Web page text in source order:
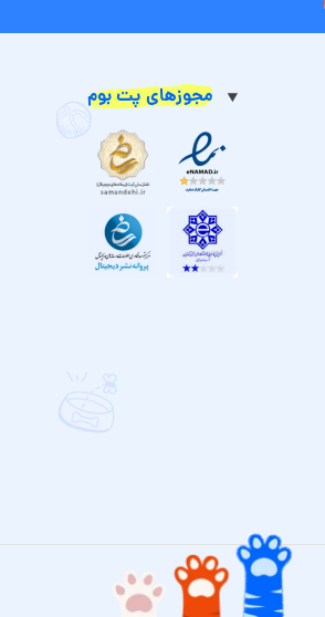
مجوزهای پت بوم